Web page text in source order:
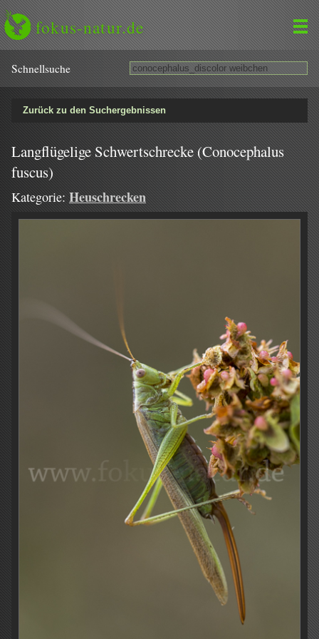
fokus-natur.de
Schnell­suche
Zurück zu den Suchergebnissen
Langflügelige Schwertschrecke (Conocephalus
fuscus)
Kategorie: Heuschrecken